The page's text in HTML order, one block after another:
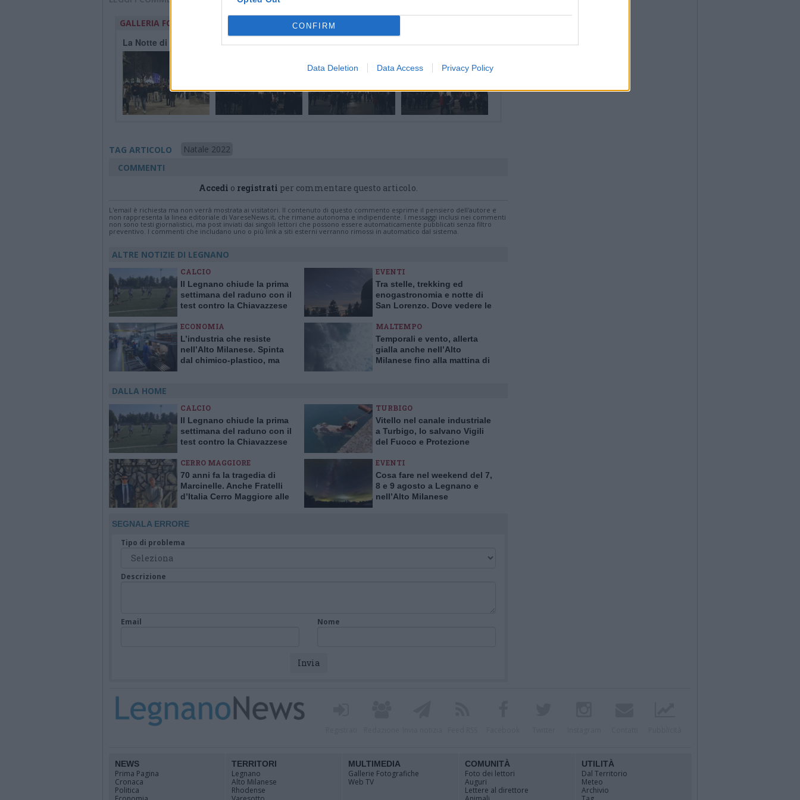
CONFIRM
Data Deletion Data Access Privacy Policy
GALLERIA FOTOGRAFICA
La Notte di Natale in piazza San Magno a Legnano 4 di 22
TAG ARTICOLO
Natale 2022
COMMENTI
Accedi o registrati per commentare questo articolo.
L'email è richiesta ma non verrà mostrata ai visitatori. Il contenuto di questo commento esprime il pensiero dell'autore e
non rappresenta la linea editoriale di VareseNews.it, che rimane autonoma e indipendente. I messaggi inclusi nei commenti
non sono testi giornalistici, ma post inviati dai singoli lettori che possono essere automaticamente pubblicati senza filtro
preventivo. I commenti che includano uno o più link a siti esterni verranno rimossi in automatico dal sistema.
ALTRE NOTIZIE DI LEGNANO
CALCIO
Il Legnano chiude la prima
settimana del raduno con il
test contro la Chiavazzese
EVENTI
Tra stelle, trekking ed
enogastronomia e notte di
San Lorenzo. Dove vedere le
ECONOMIA
L’industria che resiste
nell’Alto Milanese. Spinta
dal chimico-plastico, ma
MALTEMPO
Temporali e vento, allerta
gialla anche nell’Alto
Milanese fino alla mattina di
DALLA HOME
CALCIO
Il Legnano chiude la prima
settimana del raduno con il
test contro la Chiavazzese
TURBIGO
Vitello nel canale industriale
a Turbigo, lo salvano Vigili
del Fuoco e Protezione
CERRO MAGGIORE
70 anni fa la tragedia di
Marcinelle. Anche Fratelli
d’Italia Cerro Maggiore alle
EVENTI
Cosa fare nel weekend del 7,
8 e 9 agosto a Legnano e
nell’Alto Milanese
SEGNALA ERRORE
Tipo di problema
Descrizione
Email Nome
NEWS
Prima Pagina
Cronaca
Politica
TERRITORI
Legnano
Alto Milanese
Rhodense
MULTIMEDIA
Gallerie Fotografiche
Web TV
COMUNITÀ
Foto dei lettori
Auguri
Lettere al direttore
UTILITÀ
Dal Territorio
Meteo
Archivio